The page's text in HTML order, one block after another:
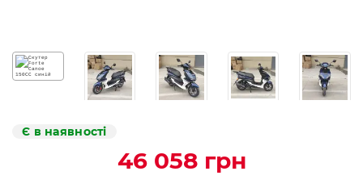
Є в наявності
46 058 грн